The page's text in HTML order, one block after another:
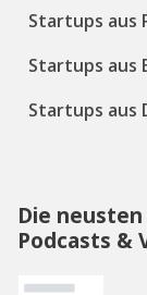
Startups aus
Startups aus
Startups aus
Die
Podcasts &